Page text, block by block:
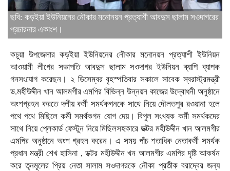
ছবি: কড়ইয়া ইউনিয়নের নৌকার মনোনয়ন প্রত্যাশী আবদুস ছালাম সওদাগরের
প্রচারনার একাংশ।
কচুয়া উপজেলার কড়ইয়া ইউনিয়নের নৌকার মনোনয়ন প্রত্যাশী ইউনিয়ন
আওয়ামী লীগের সভাপতি আবদুস ছালাম সওদাগর ইউনিয়ন ব্যাপি ব্যাপক
গনসংযোগ করেছন। ২ ডিসেম্বর বৃহস্পতিবার সকালে সাবেক স্বরাস্ট্রমন্ত্রী
ড.মহীউদ্দীন খান আলমগীর এমপির বিভিন্ন উন্নয়ন কাজের উদ্বোধনী অনুষ্ঠানে
অংশগ্রহন করতে দলীয় কর্মী সমর্থকগনকে সাথে নিয়ে দৌলতপুর রওয়ানা হলে
পথে পথে মিছিলে কর্মী সমর্থকগন যোগ দেয়। বিপুল সংখ্যক কর্মী সমর্থকদের
সাথে নিয়ে প্লেকার্ড ফেস্টুন নিয়ে মিছিলসহকারে ডক্টর মহীউদ্দীন খান আলমগীর
এমপির অনুষ্ঠানে অংশ গ্রহন করেন। এ সময় পাঁচ শতাধিক নেতাকর্মী সমর্থক
প্রধান মন্ত্রী শেখ হাসিনা , ডক্টর মহীউদ্দীন খন আলমগীর এমপির দৃষ্টি আকর্ষন
করে তৃনমূলের প্রিয় নেতা সালাম সওদাগরকে নৌকা প্রতীক বরাদ্বের জন্য